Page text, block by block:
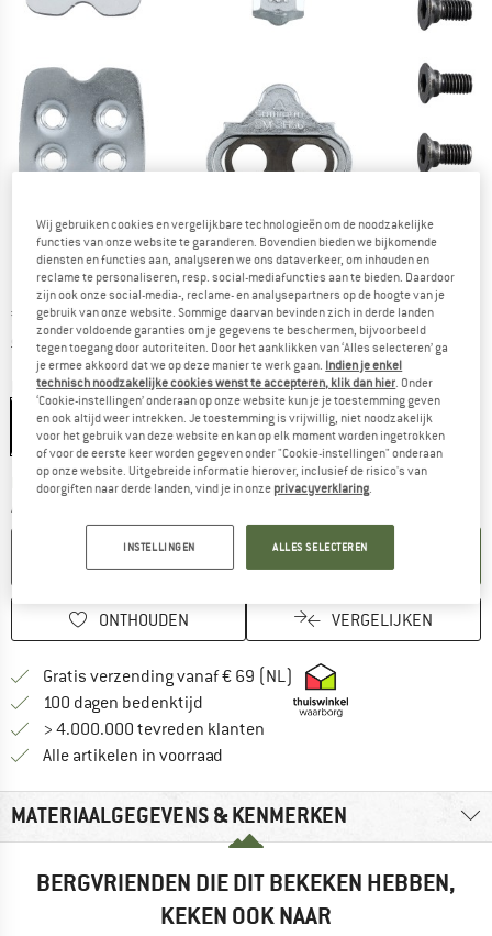
Prijs:
€ 18,95 incl. BTW
excl. VerzendkostenInformatie over de verzendkosten. Opent in een
Kleur:Silver
Levertijd: 3-5 werkdagenDe link wordt geopend in een infovak en bevat
Aantal:
IN DE WINKELMAND
ONTHOUDEN VERGELIJKEN
Gratis verzending vanaf € 69 (NL) Vind hier de
100 dagen bedenktijd Vind de betalingsinformatie hier!
> 4.000.000 tevreden klanten
Alle artikelen in voorraad
MATERIAALGEGEVENS & KENMERKEN
BERGVRIENDEN DIE DIT BEKEKEN HEBBEN,
KEKEN OOK NAAR
Wij gebruiken cookies en vergelijkbare technologieën om de noodzakelijke
functies van onze website te garanderen. Bovendien bieden we bijkomende
diensten en functies aan, analyseren we ons dataverkeer, om inhouden en
reclame te personaliseren, resp. social-mediafuncties aan te bieden. Daardoor
zijn ook onze social-media-, reclame- en analysepartners op de hoogte van je
gebruik van onze website. Sommige daarvan bevinden zich in derde landen
zonder voldoende garanties om je gegevens te beschermen, bijvoorbeeld
tegen toegang door autoriteiten. Door het aanklikken van ‘Alles selecteren’ ga
je ermee akkoord dat we op deze manier te werk gaan. Indien je enkel
technisch noodzakelijke cookies wenst te accepteren, klik dan hier. Onder
‘Cookie-instellingen’ onderaan op onze website kun je je toestemming geven
en ook altijd weer intrekken. Je toestemming is vrijwillig, niet noodzakelijk
voor het gebruik van deze website en kan op elk moment worden ingetrokken
of voor de eerste keer worden gegeven onder "Cookie-instellingen" onderaan
op onze website. Uitgebreide informatie hierover, inclusief de risico's van
doorgiften naar derde landen, vind je in onze privacyverklaring.
INSTELLINGEN ALLES SELECTEREN